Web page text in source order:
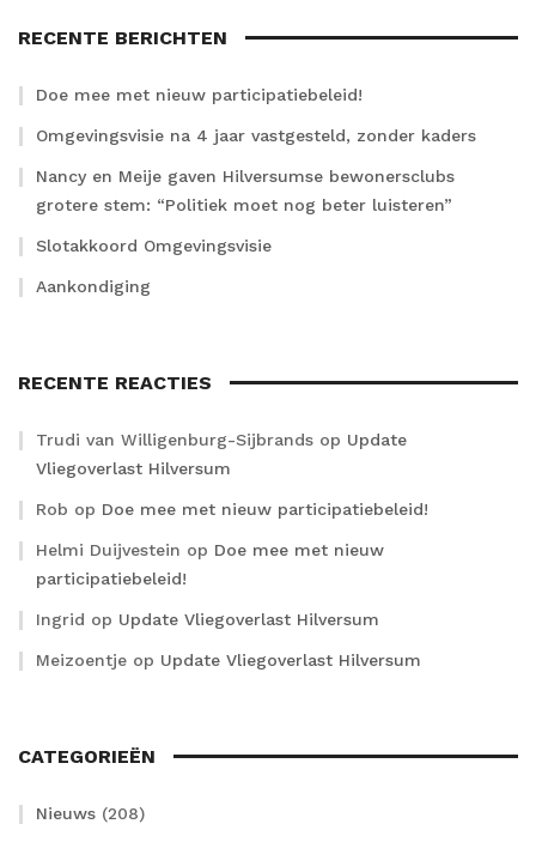
RECENTE BERICHTEN
Doe mee met nieuw participatiebeleid!
Omgevingsvisie na 4 jaar vastgesteld, zonder kaders
Nancy en Meije gaven Hilversumse bewonersclubs
grotere stem: “Politiek moet nog beter luisteren”
Slotakkoord Omgevingsvisie
Aankondiging
RECENTE REACTIES
Trudi van Willigenburg-Sijbrands op Update
Vliegoverlast Hilversum
Rob op Doe mee met nieuw participatiebeleid!
Helmi Duijvestein op Doe mee met nieuw
participatiebeleid!
Ingrid op Update Vliegoverlast Hilversum
Meizoentje op Update Vliegoverlast Hilversum
CATEGORIEËN
Nieuws (208)